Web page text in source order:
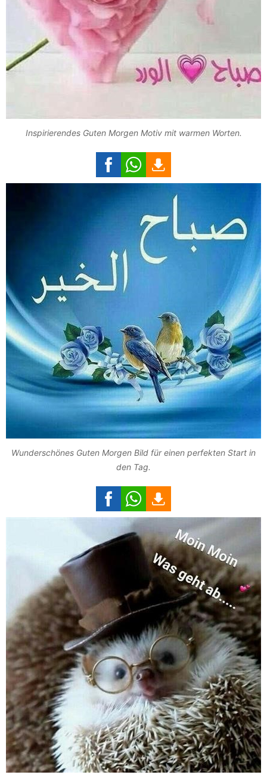
Inspirierendes Guten Morgen Motiv mit warmen Worten.
Wunderschönes Guten Morgen Bild für einen perfekten Start in
den Tag.